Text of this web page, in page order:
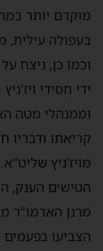
מוקדם יותר
בעפולה עילית,
וכמו כן, ניצח
ידי חסידי
וממנהלי מטה
קריאתו
מויז'ניץ
הטישים הענק,
מרנן האדמו"ר
הצביעו